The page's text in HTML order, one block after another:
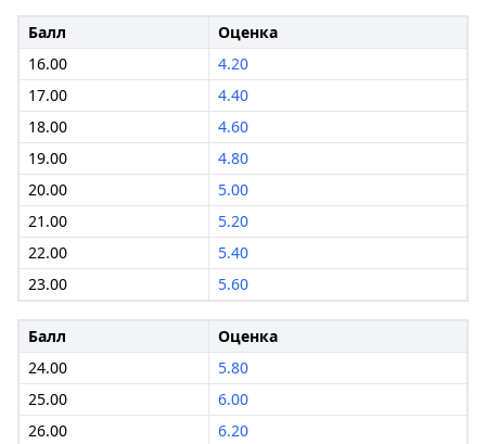
Балл
Оценка
16.00
4.20
17.00
4.40
18.00
4.60
19.00
4.80
20.00
5.00
21.00
5.20
22.00
5.40
23.00
5.60
Балл
Оценка
24.00
5.80
25.00
6.00
26.00
6.20